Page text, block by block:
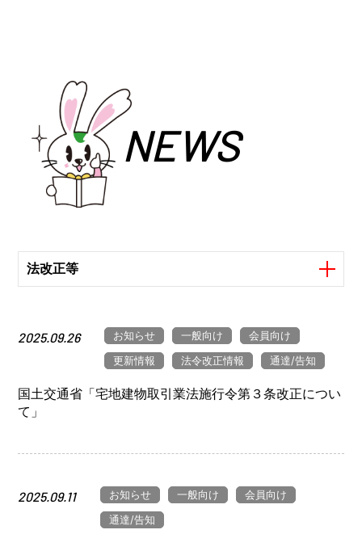
NEWS
法改正等
2025.09.26 お知らせ 一般向け
会員向け
更新情報
法令改正情報 通達/告知
国土交通省「宅地建物取引業法施行令第３条改正につい
て」
2025.09.11 お知らせ 一般向け
会員向け
通達/告知